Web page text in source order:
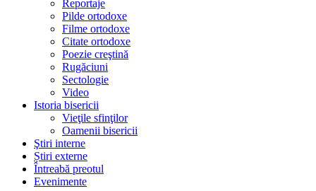
Reportaje
Pilde ortodoxe
Filme ortodoxe
Citate ortodoxe
Poezie creştină
Rugăciuni
Sectologie
Video
Istoria bisericii
Vieţile sfinţilor
Oamenii bisericii
Ştiri interne
Știri externe
Întreabă preotul
Evenimente